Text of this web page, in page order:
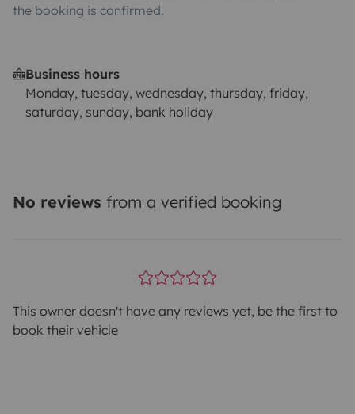
the booking is confirmed.
Business hours
Monday, tuesday, wednesday, thursday, friday,
saturday, sunday, bank holiday
No reviews from a verified booking
This owner doesn't have any reviews yet, be the first to
book their vehicle